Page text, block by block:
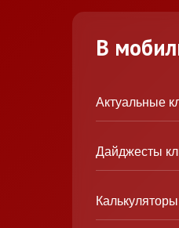
В
Актуальные
Дайджесты